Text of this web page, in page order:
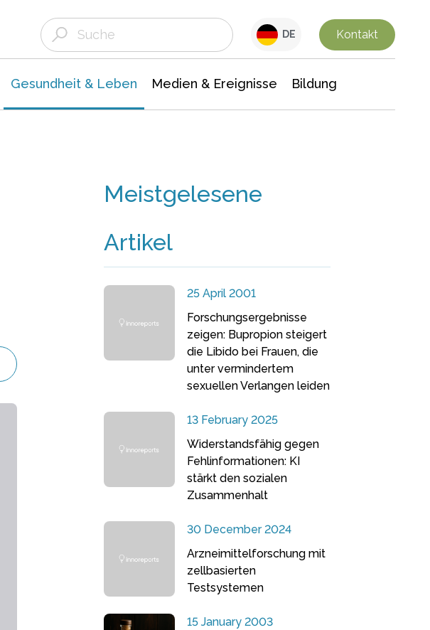
DE Kontakt
Gesundheit & Leben Medien & Ereignisse Bildung
Meistgelesene
Artikel
25 April 2001
Forschungsergebnisse
zeigen: Bupropion steigert
die Libido bei Frauen, die
unter vermindertem
sexuellen Verlangen leiden
13 February 2025
Widerstandsfähig gegen
Fehlinformationen: KI
stärkt den sozialen
Zusammenhalt
30 December 2024
Arzneimittelforschung mit
zellbasierten
Testsystemen
15 January 2003